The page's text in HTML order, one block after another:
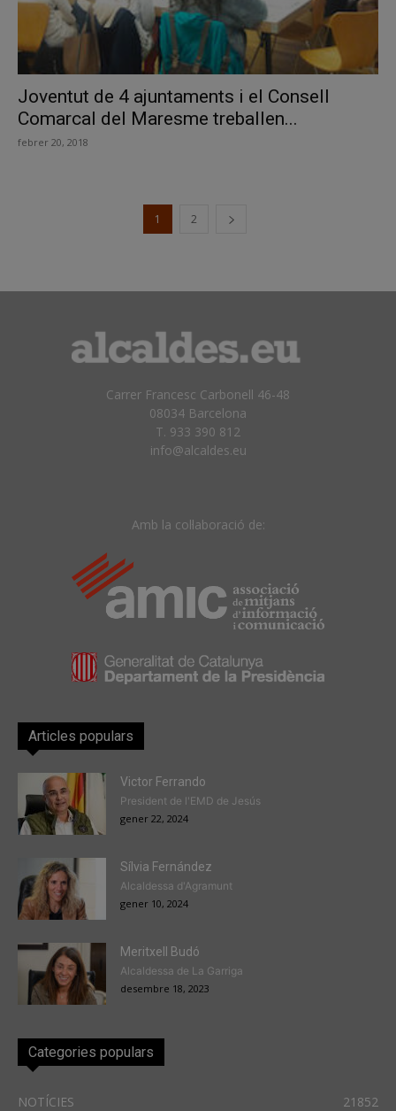
Joventut de 4 ajuntaments i el Consell
Comarcal del Maresme treballen...
febrer 20, 2018
1 2
Carrer Francesc Carbonell 46-48
08034 Barcelona
T. 933 390 812
info@alcaldes.eu
Amb la col·laboració de:
Articles populars
Victor Ferrando
President de l'EMD de Jesús
gener 22, 2024
Sílvia Fernández
Alcaldessa d'Agramunt
gener 10, 2024
Meritxell Budó
Alcaldessa de La Garriga
desembre 18, 2023
Categories populars
NOTÍCIES 21852